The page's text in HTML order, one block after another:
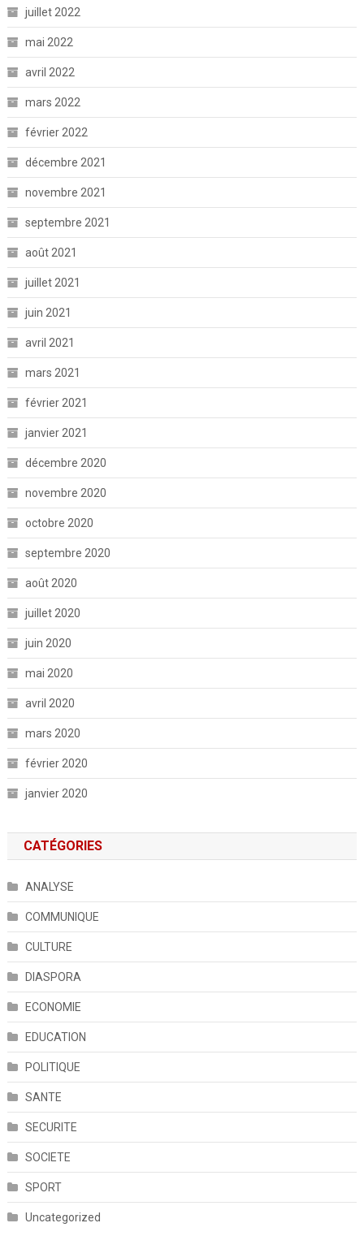
juillet 2022
mai 2022
avril 2022
mars 2022
février 2022
décembre 2021
novembre 2021
septembre 2021
août 2021
juillet 2021
juin 2021
avril 2021
mars 2021
février 2021
janvier 2021
décembre 2020
novembre 2020
octobre 2020
septembre 2020
août 2020
juillet 2020
juin 2020
mai 2020
avril 2020
mars 2020
février 2020
janvier 2020
CATÉGORIES
ANALYSE
COMMUNIQUE
CULTURE
DIASPORA
ECONOMIE
EDUCATION
POLITIQUE
SANTE
SECURITE
SOCIETE
SPORT
Uncategorized